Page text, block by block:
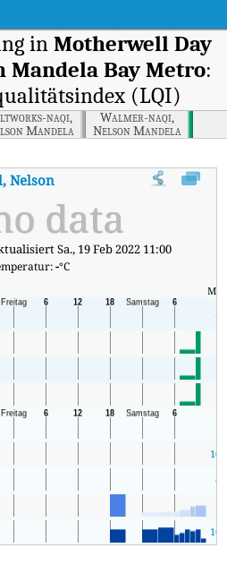
in Motherwell Day
Mandela Bay Metro:
(LQI)
naqi,
Mandela
Bay Metro
Walmer-naqi,
Nelson Mandela
Bay Metro
Nelson Mandela Bay MetroAQI
data
Sa., 19 Feb 2022 11:00
-°C
38
17
49